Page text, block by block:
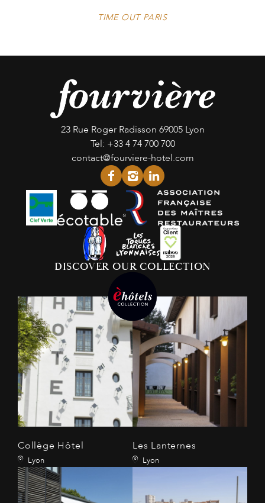
TIME OUT PARIS
23 Rue Roger Radisson 69005 Lyon
Tel: +33 4 74 700 700
contact@fourviere-hotel.com
facebook
instagram
linkedin
DISCOVER OUR COLLECTION
Collège Hôtel
Lyon
Les Lanternes
Lyon